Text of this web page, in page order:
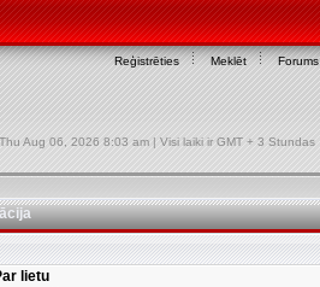
Reģistrēties Meklēt Forums
Aug 06, 2026 8:03 am | Visi laiki ir GMT + 3 Stundas
lietu